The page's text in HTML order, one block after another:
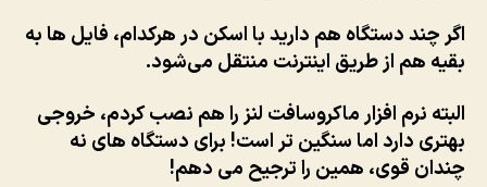
اگر چند دستگاه هم دارید با اسکن در هرکدام، فایل ها به
بقیه هم از طریق اینترنت منتقل می‌شود.
البته نرم افزار ماکروسافت لنز را هم نصب کردم، خروجی
بهتری دارد اما سنگین تر است! برای دستگاه های نه
چندان قوی، همین را ترجیح می دهم!